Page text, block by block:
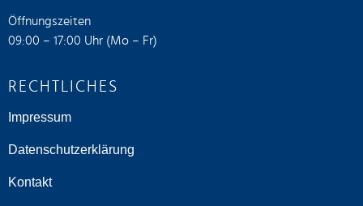
Öffnungszeiten
09:00 – 17:00 Uhr (Mo – Fr)
RECHTLICHES
Impressum
Datenschutzerklärung
Kontakt